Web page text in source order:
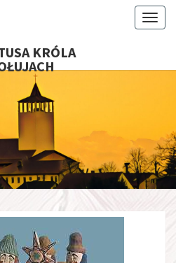
KRÓLA
W